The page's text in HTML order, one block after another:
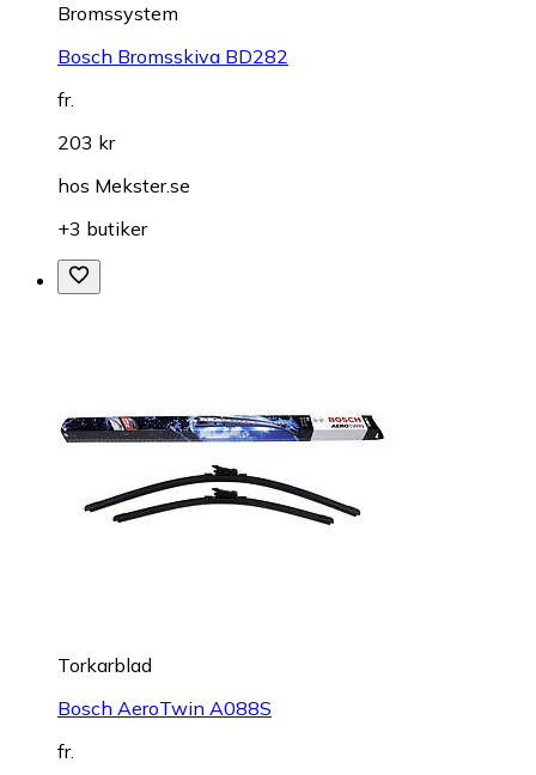
Bromssystem
Bosch Bromsskiva BD282
fr.
203 kr
hos Mekster.se
+3 butiker
Torkarblad
Bosch AeroTwin A088S
fr.